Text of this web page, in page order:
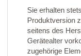
Sie erhalten
Produktversion
seitens des
Gerätealter
zugehörige